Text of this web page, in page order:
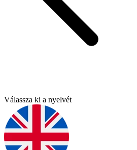
Válassza ki a nyelvét